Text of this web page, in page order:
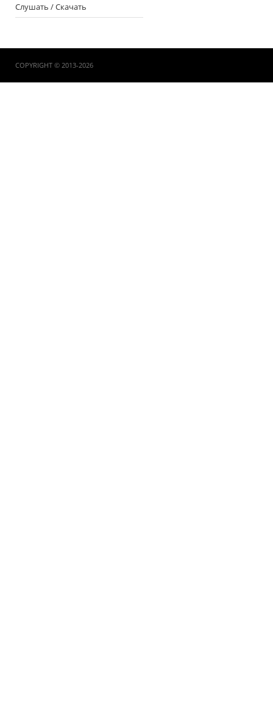
Слушать / Скачать
COPYRIGHT © 2013-2026